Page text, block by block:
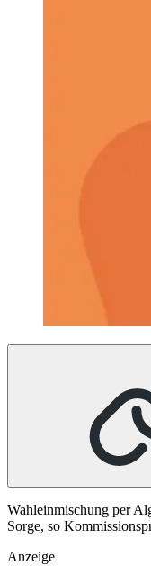
Wahleinmischung per
Sorge, so
Anzeige